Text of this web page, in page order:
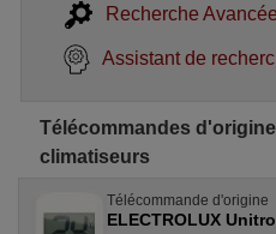
Recherche Avancée
Assistant de
Télécommandes
climatiseurs
Télécommande d'origine
ELECTROLUX